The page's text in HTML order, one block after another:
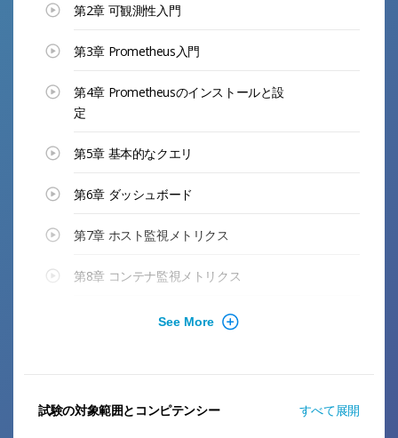
第2章 可観測性入門
第3章 Prometheus入門
第4章 Prometheusのインストールと設
定
第5章 基本的なクエリ
第6章 ダッシュボード
第7章 ホスト監視メトリクス
第8章 コンテナ監視メトリクス
第9章 コードの計測
試験の対象範囲とコンピテンシー すべて展開